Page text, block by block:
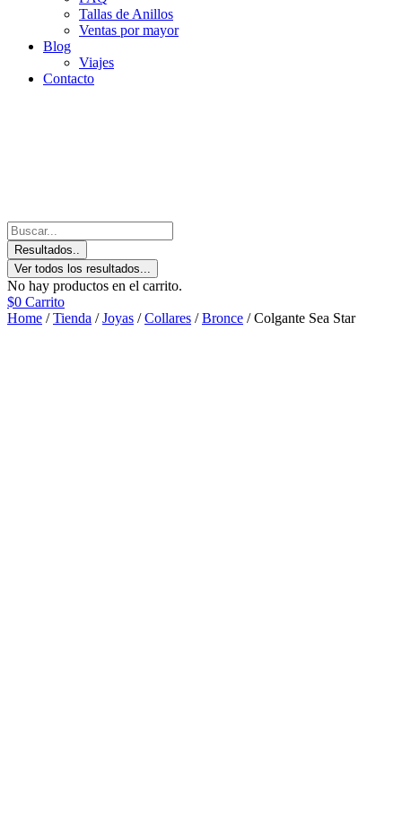
Tallas de Anillos
Ventas por mayor
Blog
Viajes
Contacto
Resultados..
Ver todos los resultados...
No hay productos en el carrito.
$0 Carrito
Home /Tienda /Joyas /Collares /Bronce / Colgante Sea Star